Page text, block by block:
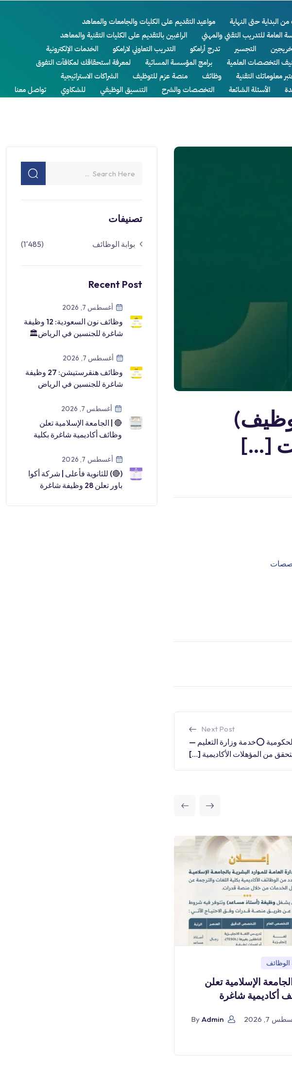
البداية حتى النهاية
مواعيد التقديم على الكليات والجامعات والمعاهد
العامة للتدريب التقني والمهني
الراغبين بالتقديم على الكليات التقنية والمعاهد
التجسير تدرج أرامكو التدريب التعاوني لارامكو
الخدمات الإلكترونية
التخصصات العلمية برامج المؤسسة المسائية
لمعرفة استحقاقك لمكافآت التفوق
معلوماتك التقنية وظائف منصة عزم للتوظيف
الشراكات الاستراتيجية
الأسئلة الشائعة التخصصات والشرح التنسيق الوظيفي للشكاوي تواصل معنا
[…]
Next Post
⭕️خدمة وزارة التعليم —
من المؤهلات الأكاديمية […]
الوظائف
الإسلامية تعلن
أكاديمية شاغرة
7, 2026
By Admin
تصنيفات
بوابة الوظائف (1٬485)
Recent Post
أغسطس 7, 2026
وظائف نون السعودية: 12 وظيفة
شاغرة للجنسين في الرياض🏛
الشو […]
أغسطس 7, 2026
وظائف هنقرستيشن: 27 وظيفة
شاغرة للجنسين في الرياض
شركة هنقرستي […]
أغسطس 7, 2026
🔴 | الجامعة الإسلامية تعلن
وظائف أكاديمية شاغرة بكلية
الخ […]
أغسطس 7, 2026
(🔴) للثانوية فأعلى | شركة أكوا
باور تعلن 28 وظيفة شاغرة